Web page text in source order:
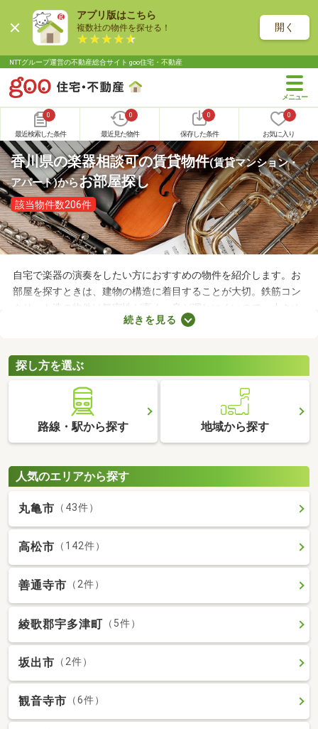
アプリ版はこちら
複数社の物件を探せる！ 開く
NTTグループ運営の不動産総合サイト goo住宅・不動産
0
最近検索した条件
0
最近見た物件
0
保存した条件
0
お気に入り
香川県の楽器相談可の賃貸物件(賃貸マンション・
アパート)からお部屋探し
該当物件数206件
自宅で楽器の演奏をしたい方におすすめの物件を紹介します。お
部屋を探すときは、建物の構造に着目することが大切。鉄筋コン
クリート造の物件は気密性が高く、音が漏れにくいので、小さめ
の音で演奏すればトラブルになりにくいでしょう。物件によって
くことがおすすめです。
続きを見る
探し方を選ぶ
路線・駅から探す 地域から探す
人気のエリアから探す
丸亀市 （43件）
高松市 （142件）
善通寺市 （2件）
綾歌郡宇多津町 （5件）
坂出市 （2件）
観音寺市 （6件）